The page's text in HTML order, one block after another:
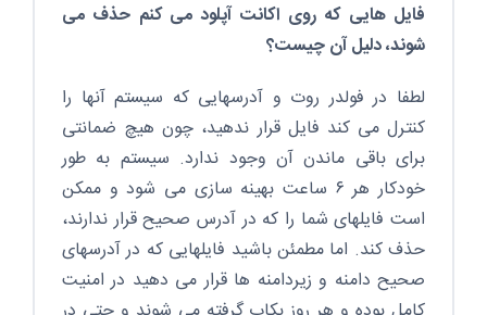
فایل هایی که روی اکانت آپلود می کنم حذف می
شوند، دلیل آن چیست؟
لطفا در فولدر روت و آدرسهایی که سیستم آنها را
کنترل می کند فایل قرار ندهید، چون هیچ ضمانتی
برای باقی ماندن آن وجود ندارد. سیستم به طور
خودکار هر ۶ ساعت بهینه سازی می شود و ممکن
است فایلهای شما را که در آدرس صحیح قرار ندارند،
حذف کند. اما مطمئن باشید فایلهایی که در آدرسهای
صحیح دامنه و زیردامنه ها قرار می دهید در امنیت